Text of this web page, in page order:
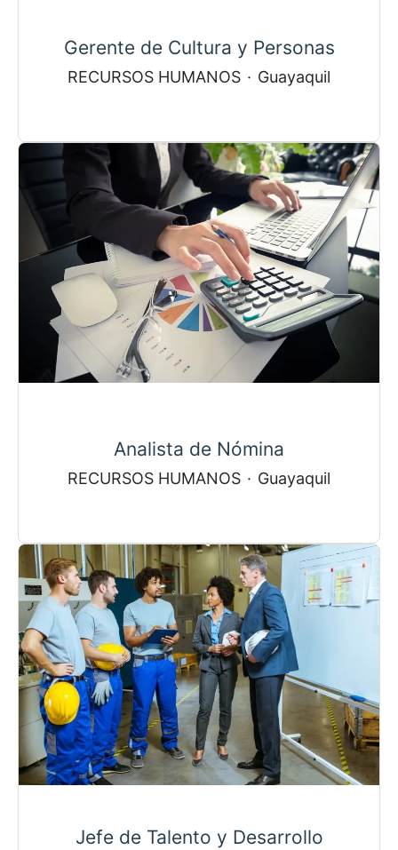
Gerente de Cultura y Personas
RECURSOS HUMANOS · Guayaquil
Analista de Nómina
RECURSOS HUMANOS · Guayaquil
Jefe de Talento y Desarrollo